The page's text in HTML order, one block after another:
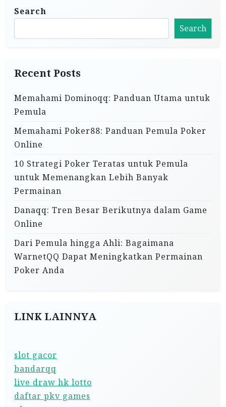
Search
Search
Recent Posts
Memahami Dominoqq: Panduan Utama untuk
Pemula
Memahami Poker88: Panduan Pemula Poker
Online
10 Strategi Poker Teratas untuk Pemula
untuk Memenangkan Lebih Banyak
Permainan
Danaqq: Tren Besar Berikutnya dalam Game
Online
Dari Pemula hingga Ahli: Bagaimana
WarnetQQ Dapat Meningkatkan Permainan
Poker Anda
LINK LAINNYA
slot gacor
bandarqq
live draw hk lotto
daftar pkv games